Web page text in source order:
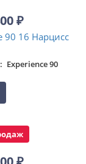
₽
90 16 Нарцисс
Experience 90